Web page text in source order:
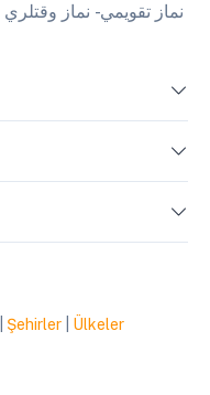
Haftalık ve Aylık Ezan Saatleri . نماز تقويمي - نماز وقتلري
Şehirler Ülkeler